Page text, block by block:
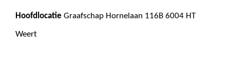
Hoofdlocatie Graafschap Hornelaan 116B 6004 HT
Weert